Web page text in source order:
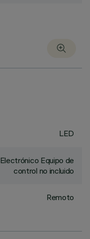
LED
Electrónico Equipo de
control no incluido
Remoto